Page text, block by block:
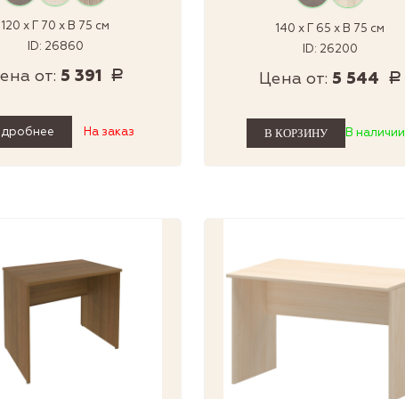
120 x Г 70 x В 75 см
ID: 26860
от: 5 391 Р
На заказ
140 x Г 65 x В 75 см
ID: 26200
Цена от: 5 544 Р
В наличии